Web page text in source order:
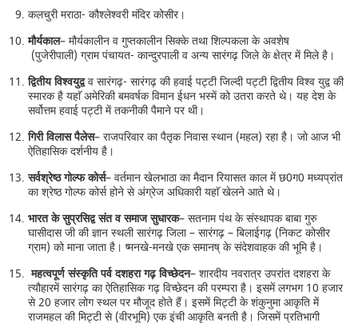
कलचुरी मराठा- कौश्लेश्वरी मंदिर कोसीर।
मौर्यकाल– मौर्यकालीन व गुप्तकालीन सिक्के तथा शिल्पकला के अवशेष
(पुजेरीपाली) ग्राम पंचायत- कान्दुरपाली व अन्य सारंगढ़ जिले के क्षेत्र में मिले है।
द्वितीय विश्वयुद्वव सारंगढ़- सारंगढ़ की हवाई पट्टी जिल्दी पट्टी द्वितीय विश्व युद्व की
स्मारक है यहाॅ अमेरिकी बमवर्षक विमान ईधन भस्में को उतरा करते थे। यह देश के
सर्वोत्तम हवाई पट्टी में तकनीकी पैमाने पर थी।
गिरी विलास पैलेस– राजपरिवार का पैतृक निवास स्थान (महल) रहा है। जो आज भी
ऐतिहासिक दर्शनीय है।
सर्वश्रेष्ठ गोल्फ कोर्स– वर्तमान खेलभाठा का मैदान रियासत काल में छ0ग0 मध्यप्रांत
का श्रेष्ठ गोल्फ कोर्स होने से अंग्रेज अधिकारी यहाॅ खेलने आते थे।
भारत के सुप्रसिद्व संत व समाज सुधारक– सतनाम पंथ के संस्थापक बाबा गुरु
घासीदास जी की ज्ञान स्थली सारंगढ़ जिला – सारंगढ़ – बिलाईगढ़ (निकट कोसीर
ग्राम) को माना जाता है। ष्मनखे-मनखे एक समानष् के संदेशवाहक की भूमि है।
महत्वपूर्ण संस्कृति पर्व दशहरा गढ़ विच्छेदन– शारदीय नवरात्र उपरांत दशहरा के
त्यौहारमें सारंगढ़ का ऐतिहासिक गढ़ विच्छेदन की परम्परा है। इसमें लगभग 10 हजार
से 20 हजार लोग स्थल पर मौजूद होते हैं। इसमें मिट्टी के शंकुनुमा आकृति में
राजमहल की मिट्टी से (वीरभूमि) एक इंची आकृति बनती है। जिसमें प्रतिभागी